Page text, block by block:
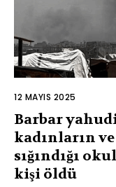
12 MAYIS 2025
Barbar
kadınların
sığındığı
kişi öldü